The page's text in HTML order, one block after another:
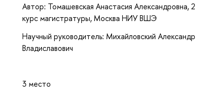
Автор: Томашевская Анастасия Александровна, 2
курс магистратуры, Москва НИУ ВШЭ
Научный руководитель: Михайловский Александр
Владиславович
3 место